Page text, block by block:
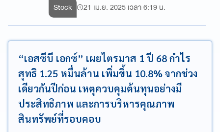
Stock 21 เม.ย. 2025 เวลา 6:19 น.
“เอสซีบี เอกซ์” เผยไตรมาส 1 ปี 68 กำไร
สุทธิ 1.25 หมื่นล้าน เพิ่มขึ้น 10.8% จากช่วง
เดียวกันปีก่อน เหตุควบคุมต้นทุนอย่างมี
ประสิทธิภาพ และการบริหารคุณภาพ
สินทรัพย์ที่รอบคอบ